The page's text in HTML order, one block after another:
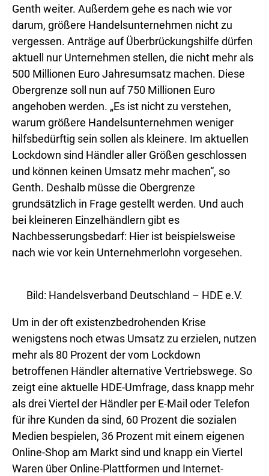
Genth weiter. Außerdem gehe es nach wie vor
darum, größere Handelsunternehmen nicht zu
vergessen. Anträge auf Überbrückungshilfe dürfen
aktuell nur Unternehmen stellen, die nicht mehr als
500 Millionen Euro Jahresumsatz machen. Diese
Obergrenze soll nun auf 750 Millionen Euro
angehoben werden. „Es ist nicht zu verstehen,
warum größere Handelsunternehmen weniger
hilfsbedürftig sein sollen als kleinere. Im aktuellen
Lockdown sind Händler aller Größen geschlossen
und können keinen Umsatz mehr machen“, so
Genth. Deshalb müsse die Obergrenze
grundsätzlich in Frage gestellt werden. Und auch
bei kleineren Einzelhändlern gibt es
Nachbesserungsbedarf: Hier ist beispielsweise
nach wie vor kein Unternehmerlohn vorgesehen.
Bild: Handelsverband Deutschland – HDE e.V.
Um in der oft existenzbedrohenden Krise
wenigstens noch etwas Umsatz zu erzielen, nutzen
mehr als 80 Prozent der vom Lockdown
betroffenen Händler alternative Vertriebswege. So
zeigt eine aktuelle HDE-Umfrage, dass knapp mehr
als drei Viertel der Händler per E-Mail oder Telefon
für ihre Kunden da sind, 60 Prozent die sozialen
Medien bespielen, 36 Prozent mit einem eigenen
Online-Shop am Markt sind und knapp ein Viertel
Waren über Online-Plattformen und Internet-